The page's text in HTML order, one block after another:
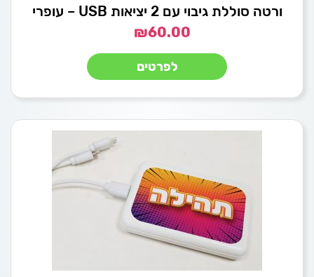
ורטה סוללת גיבוי עם 2 יציאות USB – עופרי
₪60.00
לפרטים